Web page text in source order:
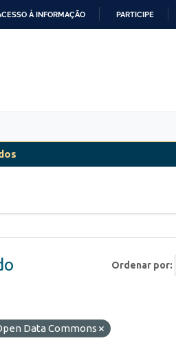
À INFORMAÇÃO PARTICIPE
Ordenar por
Data Commons